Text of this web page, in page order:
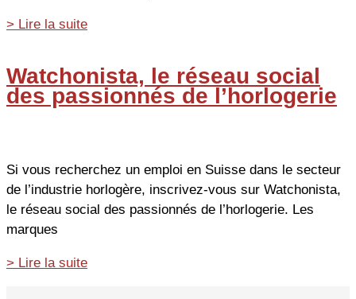
Les
recrutement
les
en
Suisse
> Lire la suite
Watchonista, le réseau social
des passionnés de l’horlogerie
Si vous recherchez un emploi en Suisse dans le secteur
de l’industrie horlogère, inscrivez-vous sur Watchonista,
le réseau social des passionnés de l’horlogerie. Les
marques
Watchonista,
> Lire la suite